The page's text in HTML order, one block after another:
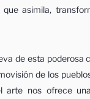
que asimila,
de esta
de los
arte nos ofrece